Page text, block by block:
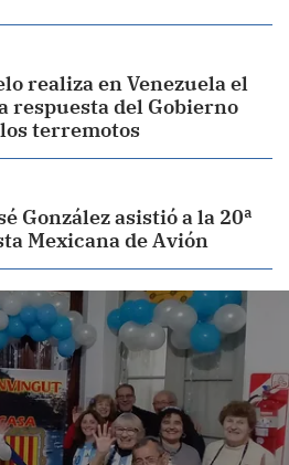
realiza en Venezuela el
respuesta del Gobierno
terremotos
González asistió a la 20ª
Mexicana de Avión